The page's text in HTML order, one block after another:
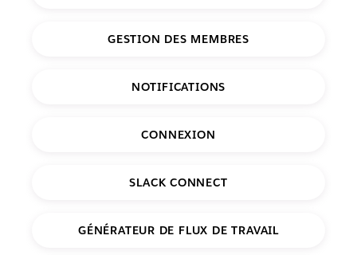
GESTION DES MEMBRES
NOTIFICATIONS
CONNEXION
SLACK CONNECT
GÉNÉRATEUR DE FLUX DE TRAVAIL